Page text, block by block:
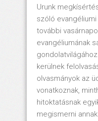
Urunk
szóló
további
evangéliumának
kerülnek
olvasmányok az
vonatkoznak,
hitoktatásnak
megismerni